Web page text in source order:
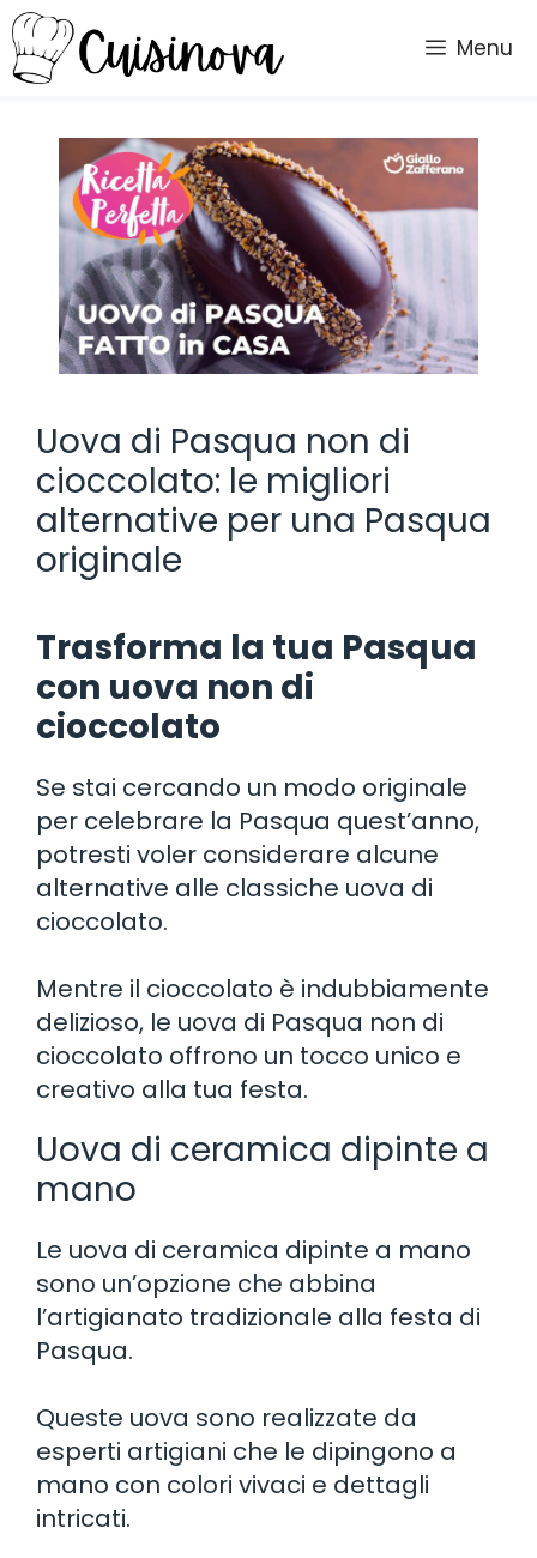
Vai
al
contenuto
Menu
Uova di Pasqua non di
cioccolato: le migliori
alternative per una Pasqua
originale
Trasforma la tua Pasqua
con uova non di
cioccolato
Se stai cercando un modo originale
per celebrare la Pasqua quest’anno,
potresti voler considerare alcune
alternative alle classiche uova di
cioccolato.
Mentre il cioccolato è indubbiamente
delizioso, le uova di Pasqua non di
cioccolato offrono un tocco unico e
creativo alla tua festa.
Uova di ceramica dipinte a
mano
Le uova di ceramica dipinte a mano
sono un’opzione che abbina
l’artigianato tradizionale alla festa di
Pasqua.
Queste uova sono realizzate da
esperti artigiani che le dipingono a
mano con colori vivaci e dettagli
intricati.